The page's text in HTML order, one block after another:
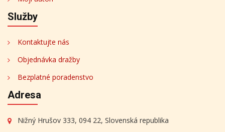
Služby
Kontaktujte nás
Objednávka dražby
Bezplatné poradenstvo
Adresa
Nižný Hrušov 333, 094 22, Slovenská republika